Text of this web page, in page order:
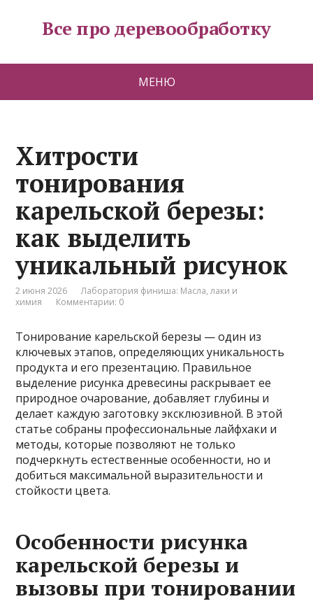
Все про деревообработку
МЕНЮ
Хитрости
тонирования
карельской березы:
как выделить
уникальный рисунок
2 июня 2026
Лаборатория финиша: Масла, лаки и
химия
Комментарии: 0
Тонирование карельской березы — один из
ключевых этапов, определяющих уникальность
продукта и его презентацию. Правильное
выделение рисунка древесины раскрывает ее
природное очарование, добавляет глубины и
делает каждую заготовку эксклюзивной. В этой
статье собраны профессиональные лайфхаки и
методы, которые позволяют не только
подчеркнуть естественные особенности, но и
добиться максимальной выразительности и
стойкости цвета.
Особенности рисунка
карельской березы и
вызовы при тонировании